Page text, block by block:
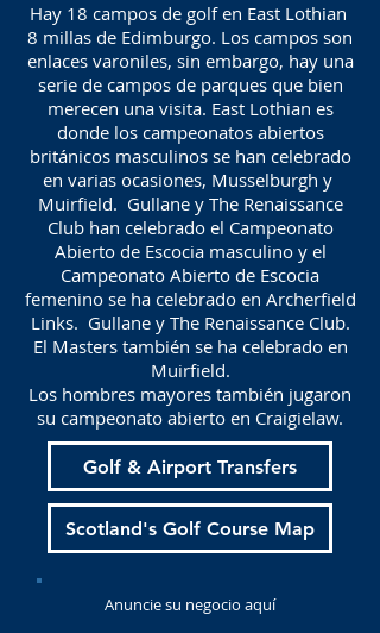
Hay 18 campos de golf en East Lothian
8 millas de Edimburgo. Los campos son
enlaces varoniles, sin embargo, hay una
serie de campos de parques que bien
merecen una visita. East Lothian es
donde los campeonatos abiertos
británicos masculinos se han celebrado
en varias ocasiones, Musselburgh y
Muirfield. Gullane y The Renaissance
Club han celebrado el Campeonato
Abierto de Escocia masculino y el
Campeonato Abierto de Escocia
femenino se ha celebrado en Archerfield
Links. Gullane y The Renaissance Club.
El Masters también se ha celebrado en
Muirfield.
Los hombres mayores también jugaron
su campeonato abierto en Craigielaw.
Golf & Airport Transfers
Scotland's Golf Course Map
Anuncie su negocio aquí